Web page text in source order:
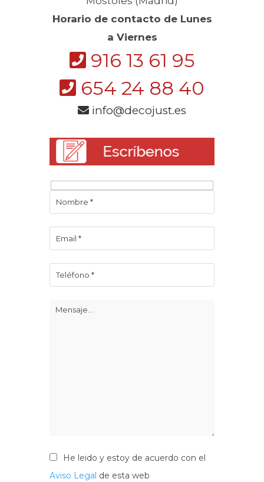
Horario de contacto de Lunes
a Viernes
916 13 61 95
654 24 88 40
info@decojust.es
He leido y estoy de acuerdo con el
Aviso Legal de esta web